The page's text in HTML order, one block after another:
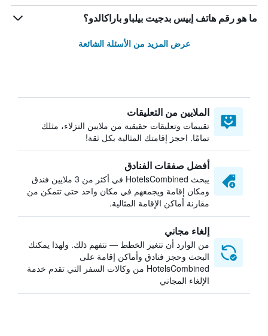
ما هو رقم هاتف إبيس بدجيت بيلباو باراكالدو؟
عرض المزيد من الأسئلة الشائعة
الملايين من التعليقات
تقييمات وتعليقات حقيقية من ملايين النزلاء، مثلك
تمامًا. احجز إقامتك المثالية بكل ثقة!
أفضل صفقات الفنادق
يبحث HotelsCombined في أكثر من 3 ملايين فندق
ومكان إقامة ويجمعهم في مكان واحد حتى تتمكن من
مقارنة أماكن الإقامة المثالية.
إلغاء مجاني
من الوارد أن تتغير الخطط — نتفهم ذلك. ولهذا يمكنك
البحث وحجز فنادق وأماكن إقامة على
HotelsCombined من وكالات السفر التي تقدم خدمة
الإلغاء المجاني